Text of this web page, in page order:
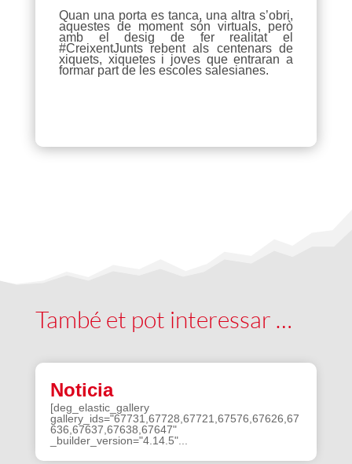
Quan una porta es tanca, una altra s’obri,
aquestes de moment són virtuals, però
amb el desig de fer realitat el
#CreixentJunts rebent als centenars de
xiquets, xiquetes i joves que entraran a
formar part de les escoles salesianes.
També et pot interessar …
Noticia
[deg_elastic_gallery
gallery_ids="67731,67728,67721,67576,67626,67
636,67637,67638,67647"
_builder_version="4.14.5"...